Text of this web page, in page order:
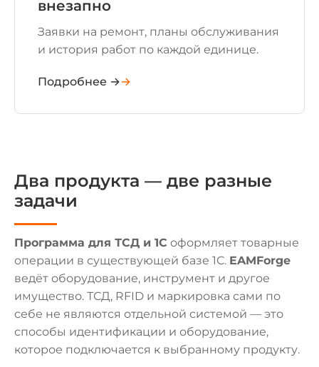
внезапно
Заявки на ремонт, планы обслуживания
и история работ по каждой единице.
Подробнее →
Два продукта — две разные
задачи
Программа для ТСД и 1С оформляет товарные
операции в существующей базе 1С. EAMForge
ведёт оборудование, инструмент и другое
имущество. ТСД, RFID и маркировка сами по
себе не являются отдельной системой — это
способы идентификации и оборудование,
которое подключается к выбранному продукту.